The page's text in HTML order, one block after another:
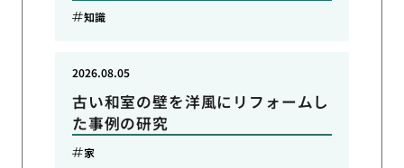
知識
古い和室の壁を洋風にリフォームし
た事例の研究
2026.08.05
家